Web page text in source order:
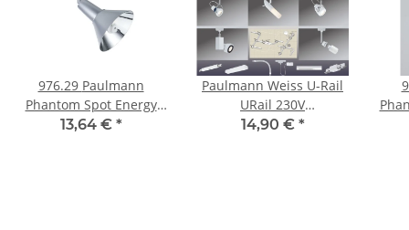
976.29 Paulmann
Phantom Spot Energy
ESL 9W E14 Chrom matt
13,64 € *
Paulmann Weiss U-Rail
URail 230V
Schienensystem
14,90 € *